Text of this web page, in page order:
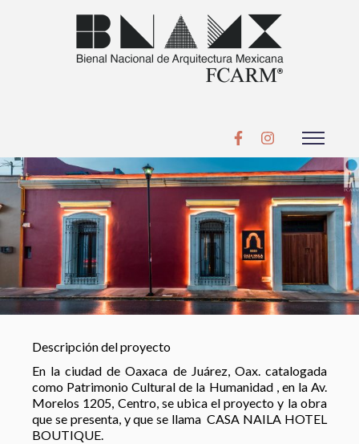
Descripción del proyecto
En la ciudad de Oaxaca de Juárez, Oax. catalogada
como Patrimonio Cultural de la Humanidad , en la Av.
Morelos 1205, Centro, se ubica el proyecto y la obra
que se presenta, y que se llama CASA NAILA HOTEL
BOUTIQUE.